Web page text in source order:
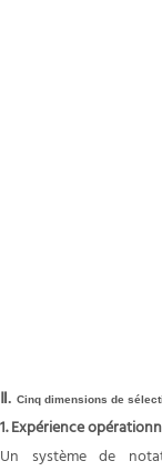
Ⅱ. Cinq dimensions de
1. Expérience
Un système de